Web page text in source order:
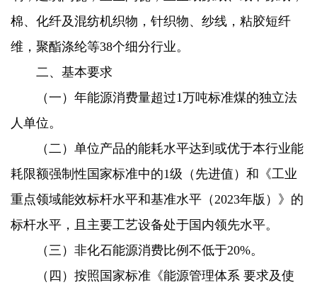
棉、化纤及混纺机织物，针织物、纱线，粘胶短纤
维，聚酯涤纶等38个细分行业。
二、基本要求
（一）年能源消费量超过1万吨标准煤的独立法
人单位。
（二）单位产品的能耗水平达到或优于本行业能
耗限额强制性国家标准中的1级（先进值）和《工业
重点领域能效标杆水平和基准水平（2023年版）》的
标杆水平，且主要工艺设备处于国内领先水平。
（三）非化石能源消费比例不低于20%。
（四）按照国家标准《能源管理体系 要求及使